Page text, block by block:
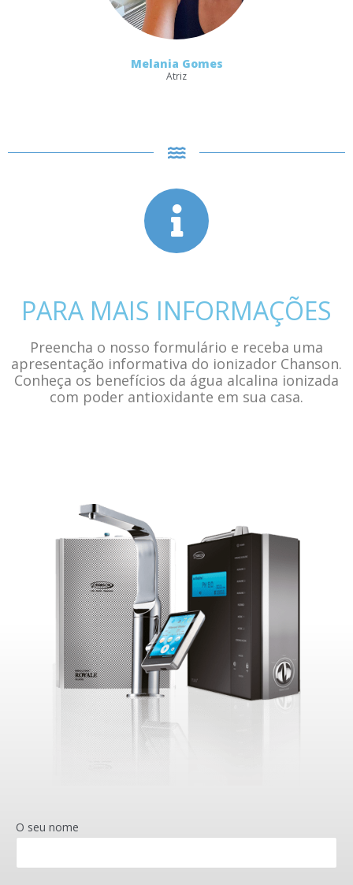
Melania Gomes
Atriz
PARA MAIS INFORMAÇÕES
Preencha o nosso formulário e receba uma
apresentação informativa do ionizador Chanson.
Conheça os benefícios da água alcalina ionizada
com poder antioxidante em sua casa.
O seu nome